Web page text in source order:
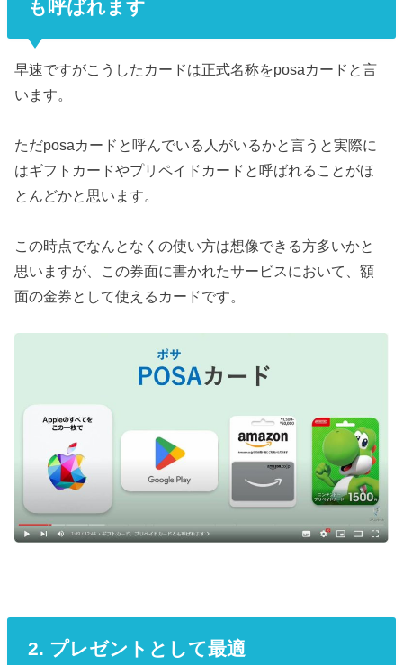
も呼ばれます
早速ですがこうしたカードは正式名称をposaカードと言
います。
ただposaカードと呼んでいる人がいるかと言うと実際に
はギフトカードやプリペイドカードと呼ばれることがほ
とんどかと思います。
この時点でなんとなくの使い方は想像できる方多いかと
思いますが、この券面に書かれたサービスにおいて、額
面の金券として使えるカードです。
2. プレゼントとして最適